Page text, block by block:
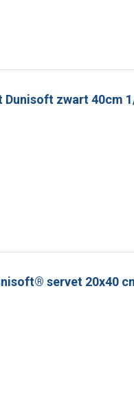
Dunisoft zwart 40cm
servet 20x40